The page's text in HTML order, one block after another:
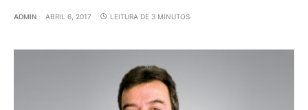
ADMIN ABRIL 6, 2017 LEITURA DE 3 MINUTOS